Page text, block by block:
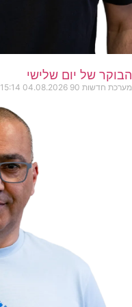
הבוקר של יום שלישי
מערכת חדשות 90 04.08.2026
15:14